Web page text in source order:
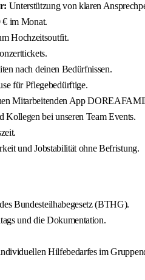
Unterstützung von klaren
€ im Monat.
Hochzeitsoutfit.
nach deinen Bedürfnissen.
für Pflegebedürftige.
Mitarbeitenden App
Kollegen bei unseren Team Events.
und Jobstabilität ohne Befristung.
Bundesteilhabegesetz (BTHG).
und die Dokumentation.
Hilfebedarfes im